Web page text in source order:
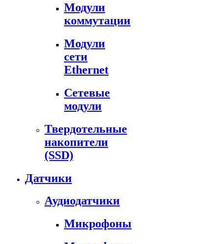
Модули
коммутации
Модули
сети
Ethernet
Сетевые
модули
Твердотельные
накопители
(SSD)
Датчики
Аудиодатчики
Микрофоны